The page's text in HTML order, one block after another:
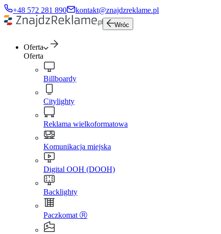
+48 572 281 890 kontakt@znajdzreklame.pl
Wróc
Oferta
Oferta
Billboardy
Citylighty
Reklama wielkoformatowa
Komunikacja miejska
Digital OOH (DOOH)
Backlighty
Paczkomat Ⓡ